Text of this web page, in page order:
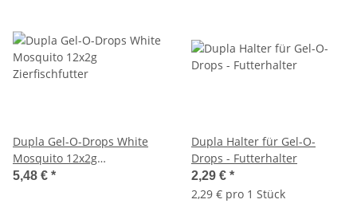
Dupla Gel-O-Drops White
Mosquito 12x2g
Zierfischfutter
5,48 € *
Dupla Halter für Gel-O-
Drops - Futterhalter
2,29 € *
2,29 € pro 1 Stück